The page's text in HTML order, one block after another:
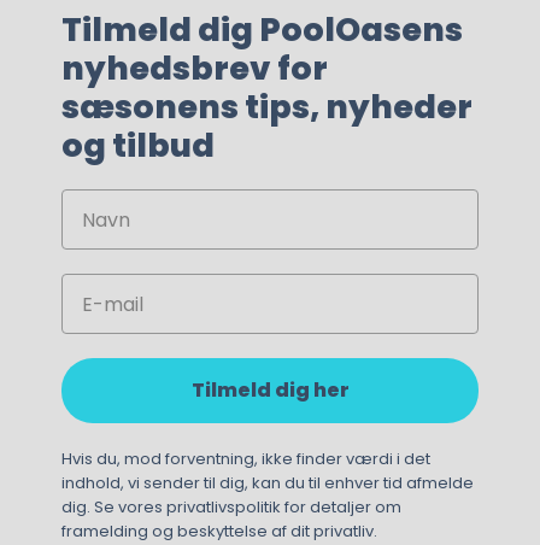
19.495,00kr.
Tilmeld dig PoolOasens
nyhedsbrev for
sæsonens tips, nyheder
og tilbud
Tilmeld dig her
Hvis du, mod forventning, ikke finder værdi i det
indhold, vi sender til dig, kan du til enhver tid afmelde
dig. Se vores privatlivspolitik for detaljer om
framelding og beskyttelse af dit privatliv.